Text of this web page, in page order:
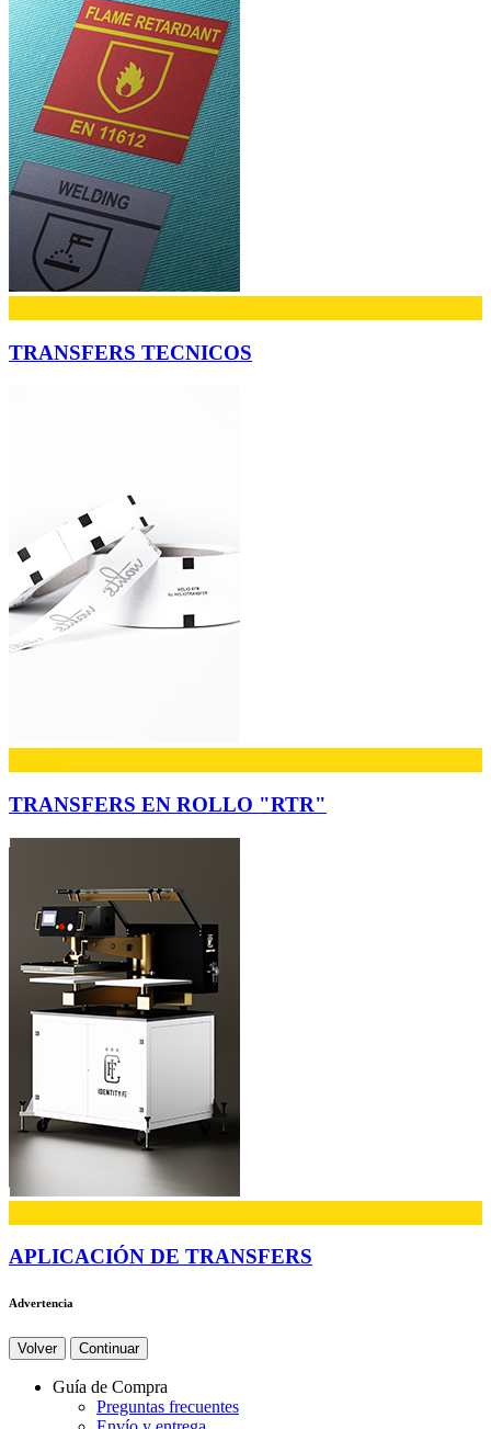
TRANSFERS TECNICOS
TRANSFERS EN ROLLO "RTR"
APLICACIÓN DE TRANSFERS
Advertencia
Volver Continuar
Guía de Compra
Preguntas frecuentes